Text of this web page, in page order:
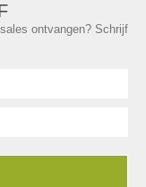
ontvangen? Schrijf